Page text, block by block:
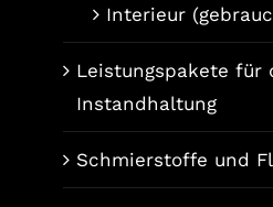
Interieur
Leistungspakete für
Instandhaltung
Schmierstoffe und